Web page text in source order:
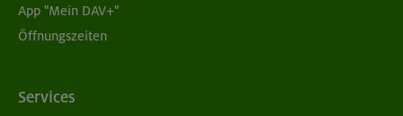
App "Mein DAV+"
Öffnungszeiten
Services